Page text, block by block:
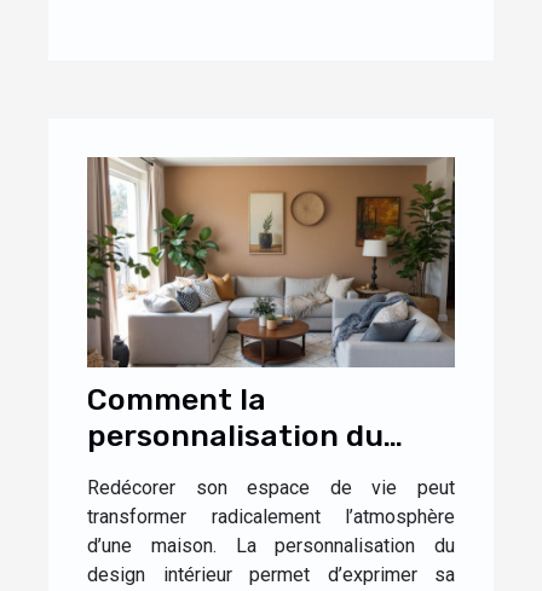
Comment la
personnalisation du
design influence-t-elle
l'ambiance de votre
maison ?
Redécorer son espace de vie peut
transformer radicalement l’atmosphère
d’une maison. La personnalisation du
design intérieur permet d’exprimer sa